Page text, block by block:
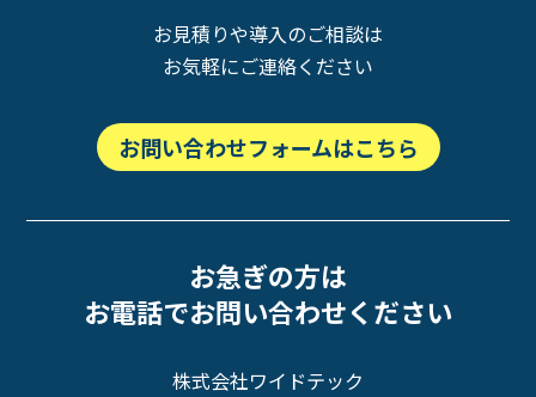
お見積りや導入のご相談は
お気軽にご連絡ください
お問い合わせフォームはこちら
お急ぎの方は
お電話でお問い合わせください
株式会社ワイドテック